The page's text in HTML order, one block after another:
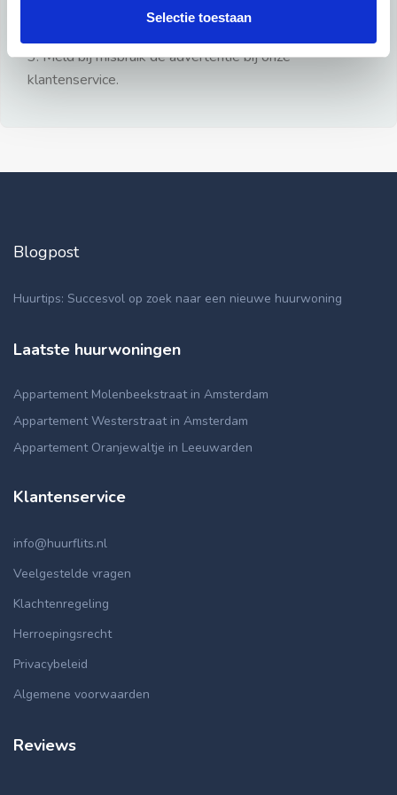
Selectie toestaan
3: Meld bij misbruik de advertentie bij onze
klantenservice.
Blogpost
Huurtips: Succesvol op zoek naar een nieuwe huurwoning
Laatste huurwoningen
Appartement Molenbeekstraat in Amsterdam
Appartement Westerstraat in Amsterdam
Appartement Oranjewaltje in Leeuwarden
Klantenservice
info@huurflits.nl
Veelgestelde vragen
Klachtenregeling
Herroepingsrecht
Privacybeleid
Algemene voorwaarden
Reviews